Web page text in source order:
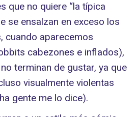
que no quiere “la típica
se ensalzan en exceso los
cuando aparecemos
cabezones e inflados),
terminan de gustar, ya que
visualmente violentas
gente me lo dice).